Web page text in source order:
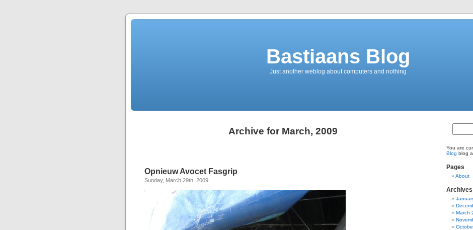
Bastiaans Blog
Just another weblog about computers and nothing
Archive for March, 2009
Opnieuw Avocet Fasgrip
Sunday, March 29th, 2009
You are
Blog blog
Pages
About
Archives
March